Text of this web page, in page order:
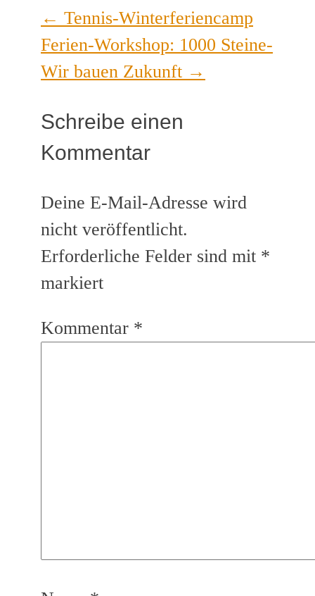
← Tennis-Winterferiencamp
Ferien-Workshop: 1000 Steine-
Wir bauen Zukunft →
Schreibe einen
Kommentar
Deine E-Mail-Adresse wird
nicht veröffentlicht.
Erforderliche Felder sind mit *
markiert
Kommentar *